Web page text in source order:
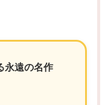
永遠の名作